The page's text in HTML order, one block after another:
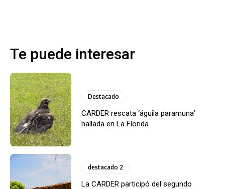
Te puede interesar
Destacado
CARDER rescata ‘águila paramuna’
hallada en La Florida
destacado 2
La CARDER participó del segundo